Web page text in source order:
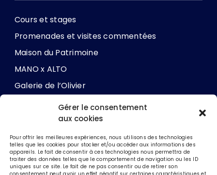
Gérer le consentement
aux cookies
Pour offrir les meilleures expériences, nous utilisons des technologies
telles que les cookies pour stocker et/ou accéder aux informations des
appareils. Le fait de consentir à ces technologies nous permettra de
traiter des données telles que le comportement de navigation ou les ID
uniques sur ce site. Le fait de ne pas consentir ou de retirer son
Cours et stages
Promenades et visites commentées
Maison du Patrimoine
MANO x ALTO
Galerie de l’Olivier
Les soutiens
Engagement de la ville
Association Echos d’art